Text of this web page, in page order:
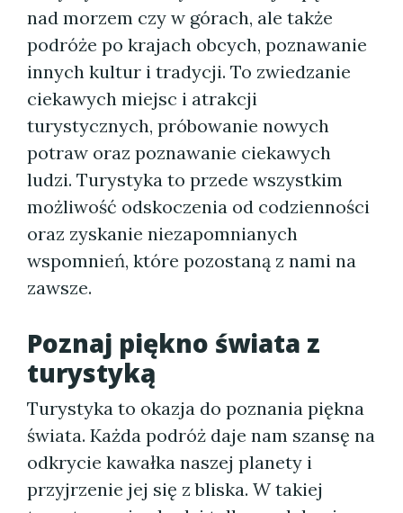
nad morzem czy w górach, ale także
podróże po krajach obcych, poznawanie
innych kultur i tradycji. To zwiedzanie
ciekawych miejsc i atrakcji
turystycznych, próbowanie nowych
potraw oraz poznawanie ciekawych
ludzi. Turystyka to przede wszystkim
możliwość odskoczenia od codzienności
oraz zyskanie niezapomnianych
wspomnień, które pozostaną z nami na
zawsze.
Poznaj piękno świata z
turystyką
Turystyka to okazja do poznania piękna
świata. Każda podróż daje nam szansę na
odkrycie kawałka naszej planety i
przyjrzenie jej się z bliska. W takiej